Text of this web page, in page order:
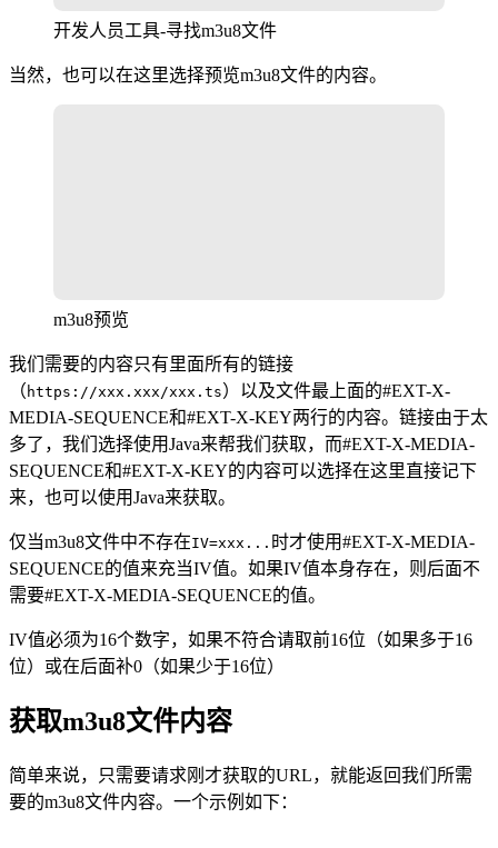
开发人员工具-寻找m3u8文件
当然，也可以在这里选择预览m3u8文件的内容。
m3u8预览
我们需要的内容只有里面所有的链接
（ https://xxx.xxx/xxx.ts）以及文件最上面的#EXT-X-
MEDIA-SEQUENCE和#EXT-X-KEY两行的内容。链接由于太
多了，我们选择使用Java来帮我们获取，而#EXT-X-MEDIA-
SEQUENCE和#EXT-X-KEY的内容可以选择在这里直接记下
来，也可以使用Java来获取。
仅当m3u8文件中不存在IV=xxx... 时才使用#EXT-X-MEDIA-
SEQUENCE的值来充当IV值。如果IV值本身存在，则后面不
需要#EXT-X-MEDIA-SEQUENCE的值。
IV值必须为16个数字，如果不符合请取前16位（如果多于16
位）或在后面补0（如果少于16位）
获取m3u8文件内容
简单来说，只需要请求刚才获取的URL，就能返回我们所需
要的m3u8文件内容。一个示例如下：